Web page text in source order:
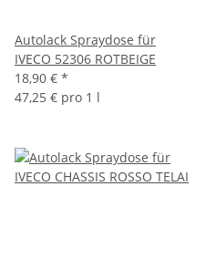
Autolack Spraydose für
IVECO 52306 ROTBEIGE
18,90 € *
47,25 € pro 1 l